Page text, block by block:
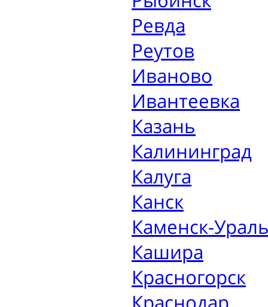
Ревда
Реутов
Иваново
Ивантеевка
Казань
Калининград
Калуга
Канск
Каменск-
Кашира
Красногорск